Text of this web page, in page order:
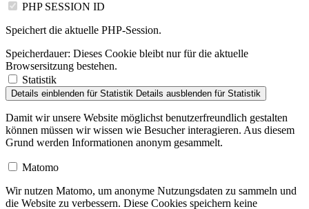
Browsersitzung bestehen.
Statistik
Details einblenden
Damit wir unsere Website möglichst benutzerfreundlich gestalten
können müssen wir wissen wie Besucher interagieren. Aus diesem
Grund werden Informationen anonym gesammelt.
die Website zu verbessern. Diese Cookies speichern keine
persönlichen Daten. Sie können Ihre Einstellungen jederzeit ändern.